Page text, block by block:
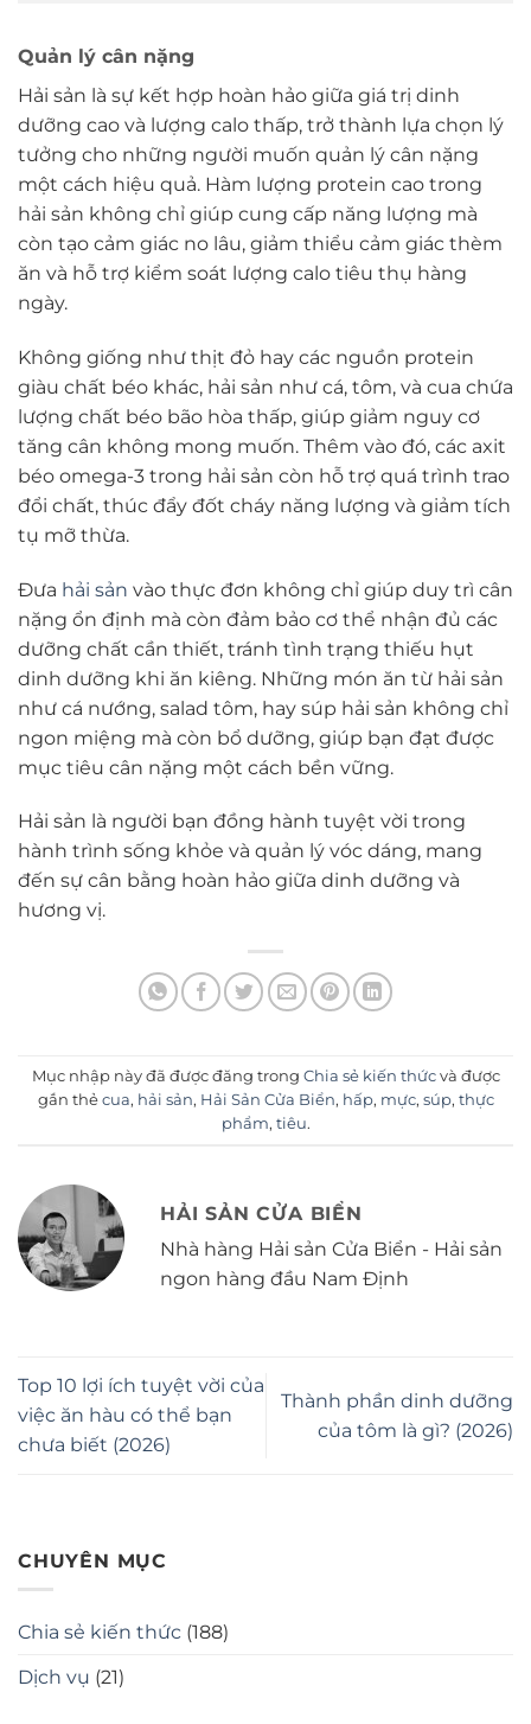
Quản lý cân nặng
Hải sản là sự kết hợp hoàn hảo giữa giá trị dinh
dưỡng cao và lượng calo thấp, trở thành lựa chọn lý
tưởng cho những người muốn quản lý cân nặng
một cách hiệu quả. Hàm lượng protein cao trong
hải sản không chỉ giúp cung cấp năng lượng mà
còn tạo cảm giác no lâu, giảm thiểu cảm giác thèm
ăn và hỗ trợ kiểm soát lượng calo tiêu thụ hàng
ngày.
Không giống như thịt đỏ hay các nguồn protein
giàu chất béo khác, hải sản như cá, tôm, và cua chứa
lượng chất béo bão hòa thấp, giúp giảm nguy cơ
tăng cân không mong muốn. Thêm vào đó, các axit
béo omega-3 trong hải sản còn hỗ trợ quá trình trao
đổi chất, thúc đẩy đốt cháy năng lượng và giảm tích
tụ mỡ thừa.
Đưa hải sản vào thực đơn không chỉ giúp duy trì cân
nặng ổn định mà còn đảm bảo cơ thể nhận đủ các
dưỡng chất cần thiết, tránh tình trạng thiếu hụt
dinh dưỡng khi ăn kiêng. Những món ăn từ hải sản
như cá nướng, salad tôm, hay súp hải sản không chỉ
ngon miệng mà còn bổ dưỡng, giúp bạn đạt được
mục tiêu cân nặng một cách bền vững.
Hải sản là người bạn đồng hành tuyệt vời trong
hành trình sống khỏe và quản lý vóc dáng, mang
đến sự cân bằng hoàn hảo giữa dinh dưỡng và
hương vị.
Mục nhập này đã được đăng trong Chia sẻ kiến thứcvà được
gắn thẻ cua, hải sản, Hải Sản Cửa Biển, hấp, mực, súp, thực
phẩm, tiêu.
HẢI SẢN CỬA BIỂN
Nhà hàng Hải sản Cửa Biển - Hải sản
ngon hàng đầu Nam Định
Top 10 lợi ích tuyệt vời của
việc ăn hàu có thể bạn
chưa biết (2026)
Thành phần dinh dưỡng
của tôm là gì? (2026)
CHUYÊN MỤC
Chia sẻ kiến thức (188)
Dịch vụ (21)